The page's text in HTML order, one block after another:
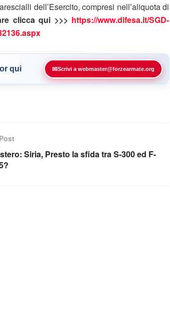
dell’Esercito, compresi nell’aliquota di
clicca qui >>> https://www.difesa.it/SGD-
qui ✉Scrivi a webmaster@forzearmate.org
Siria, Presto la sfida tra S-300 ed F-